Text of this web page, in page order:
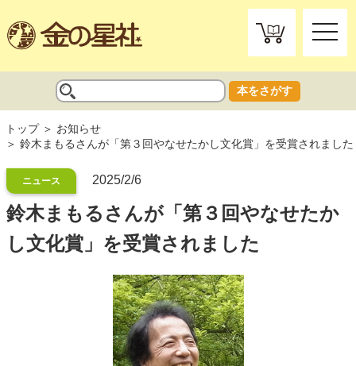
toggle
本をさがす
トップ
お知らせ
鈴木まもるさんが「第３回やなせたかし文化賞」を受賞されました
ニュース 2025/2/6
鈴木まもるさんが「第３回やなせたか
し文化賞」を受賞されました